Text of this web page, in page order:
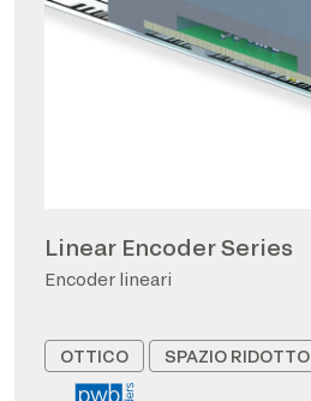
Linear Encoder Series
Encoder lineari
OTTICO SPAZIO RIDOTTO